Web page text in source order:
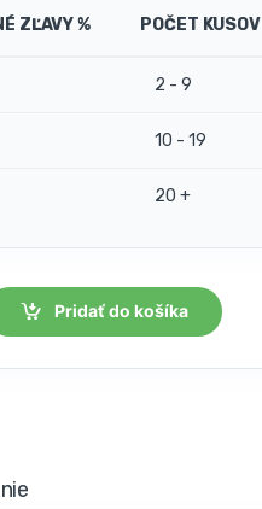
ZĽAVY % POČET KUSOV
2 - 9
10 - 19
20 +
Pridať do košíka